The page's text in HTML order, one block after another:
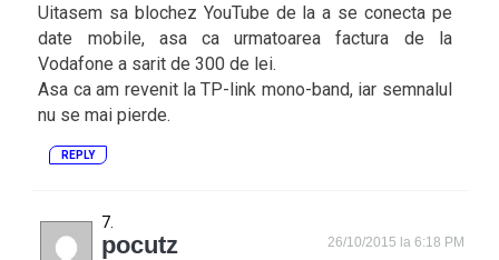
Uitasem sa blochez YouTube de la a se conecta pe
date mobile, asa ca urmatoarea factura de la
Vodafone a sarit de 300 de lei.
Asa ca am revenit la TP-link mono-band, iar semnalul
nu se mai pierde.
REPLY
pocutz 26/10/2015 la 6:18 PM